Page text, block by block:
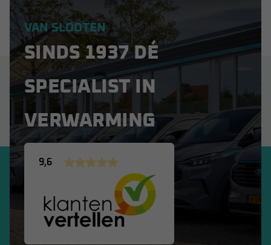
VAN SLOOTEN
SINDS 1937 DÉ
SPECIALIST IN
VERWARMING
9,6